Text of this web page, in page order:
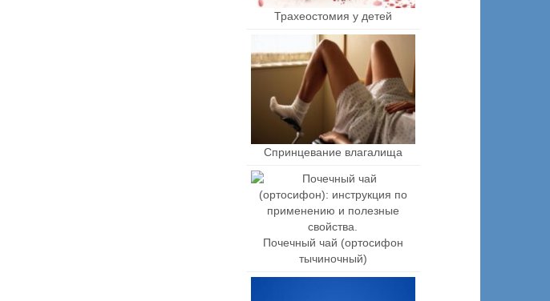
Трахеостомия у детей
Спринцевание влагалища
Почечный чай (ортосифон
тычиночный)